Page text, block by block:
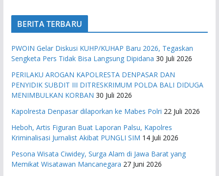
BERITA TERBARU
PWOIN Gelar Diskusi KUHP/KUHAP Baru 2026, Tegaskan
Sengketa Pers Tidak Bisa Langsung Dipidana 30 Juli 2026
PERILAKU AROGAN KAPOLRESTA DENPASAR DAN
PENYIDIK SUBDIT III DITRESKRIMUM POLDA BALI DIDUGA
MENIMBULKAN KORBAN 30 Juli 2026
Kapolresta Denpasar dilaporkan ke Mabes Polri 22 Juli 2026
Heboh, Artis Figuran Buat Laporan Palsu, Kapolres
Kriminalisasi Jurnalist Akibat PUNGLI SIM 14 Juli 2026
Pesona Wisata Ciwidey, Surga Alam di Jawa Barat yang
Memikat Wisatawan Mancanegara 27 Juni 2026